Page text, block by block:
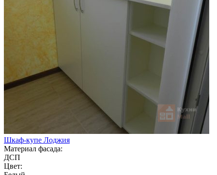
Шкаф-купе Лоджия
Материал фасада:
ДСП
Цвет: